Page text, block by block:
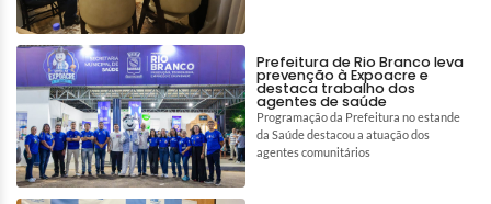
Prefeitura de Rio Branco leva
prevenção à Expoacre e
destaca trabalho dos
agentes de saúde
Programação da Prefeitura no estande
da Saúde destacou a atuação dos
agentes comunitários